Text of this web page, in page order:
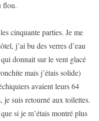
flou.
cinquante parties. Je me
j’ai bu des verres d’eau
donnait sur le vent glacé
mais j’étais solide)
avaient leurs 64
je suis retourné aux toilettes.
si je m’étais montré plus